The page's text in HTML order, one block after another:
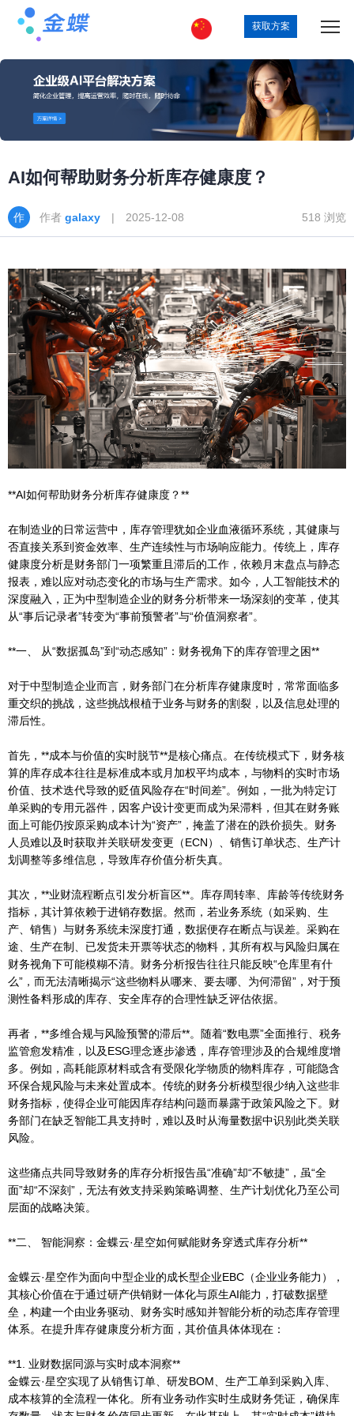
获取方案
AI如何帮助财务分析库存健康度？
作者 galaxy | 2025-12-08 518 浏览
**AI如何帮助财务分析库存健康度？**
在制造业的日常运营中，库存管理犹如企业血液循环系统，其健康与
否直接关系到资金效率、生产连续性与市场响应能力。传统上，库存
健康度分析是财务部门一项繁重且滞后的工作，依赖月末盘点与静态
报表，难以应对动态变化的市场与生产需求。如今，人工智能技术的
深度融入，正为中型制造企业的财务分析带来一场深刻的变革，使其
从“事后记录者”转变为“事前预警者”与“价值洞察者”。
**一、 从“数据孤岛”到“动态感知”：财务视角下的库存管理之困**
对于中型制造企业而言，财务部门在分析库存健康度时，常常面临多
重交织的挑战，这些挑战根植于业务与财务的割裂，以及信息处理的
滞后性。
首先，**成本与价值的实时脱节**是核心痛点。在传统模式下，财务核
算的库存成本往往是标准成本或月加权平均成本，与物料的实时市场
价值、技术迭代导致的贬值风险存在“时间差”。例如，一批为特定订
单采购的专用元器件，因客户设计变更而成为呆滞料，但其在财务账
面上可能仍按原采购成本计为“资产”，掩盖了潜在的跌价损失。财务
人员难以及时获取并关联研发变更（ECN）、销售订单状态、生产计
划调整等多维信息，导致库存价值分析失真。
其次，**业财流程断点引发分析盲区**。库存周转率、库龄等传统财务
指标，其计算依赖于进销存数据。然而，若业务系统（如采购、生
产、销售）与财务系统未深度打通，数据便存在断点与误差。采购在
途、生产在制、已发货未开票等状态的物料，其所有权与风险归属在
财务视角下可能模糊不清。财务分析报告往往只能反映“仓库里有什
么”，而无法清晰揭示“这些物料从哪来、要去哪、为何滞留”，对于预
测性备料形成的库存、安全库存的合理性缺乏评估依据。
再者，**多维合规与风险预警的滞后**。随着“数电票”全面推行、税务
监管愈发精准，以及ESG理念逐步渗透，库存管理涉及的合规维度增
多。例如，高耗能原材料或含有受限化学物质的物料库存，可能隐含
环保合规风险与未来处置成本。传统的财务分析模型很少纳入这些非
财务指标，使得企业可能因库存结构问题而暴露于政策风险之下。财
务部门在缺乏智能工具支持时，难以及时从海量数据中识别此类关联
风险。
这些痛点共同导致财务的库存分析报告虽“准确”却“不敏捷”，虽“全
面”却“不深刻”，无法有效支持采购策略调整、生产计划优化乃至公司
层面的战略决策。
**二、 智能洞察：金蝶云·星空如何赋能财务穿透式库存分析**
金蝶云·星空作为面向中型企业的成长型企业EBC（企业业务能力），
其核心价值在于通过研产供销财一体化与原生AI能力，打破数据壁
垒，构建一个由业务驱动、财务实时感知并智能分析的动态库存管理
体系。在提升库存健康度分析方面，其价值具体体现在：
**1. 业财数据同源与实时成本洞察**
金蝶云·星空实现了从销售订单、研发BOM、生产工单到采购入库、
成本核算的全流程一体化。所有业务动作实时生成财务凭证，确保库